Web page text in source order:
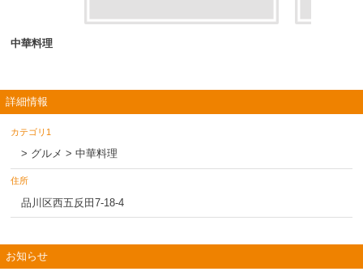
中華料理
詳細情報
カテゴリ1
> グルメ > 中華料理
住所
品川区西五反田7-18-4
お知らせ